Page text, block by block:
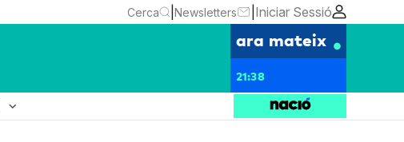
Cerca Newsletters Iniciar Sessió
ara mateix
21:38
expand_more